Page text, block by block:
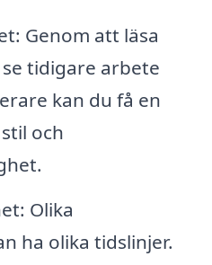
Genom att läsa
tidigare arbete
kan du få en
och
Olika
ha olika tidslinjer.